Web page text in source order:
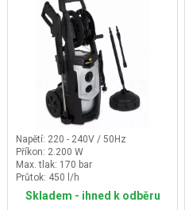
Napětí: 220 - 240V / 50Hz
Příkon: 2.200 W
Max. tlak: 170 bar
Průtok: 450 l/h
Skladem - ihned k odběru